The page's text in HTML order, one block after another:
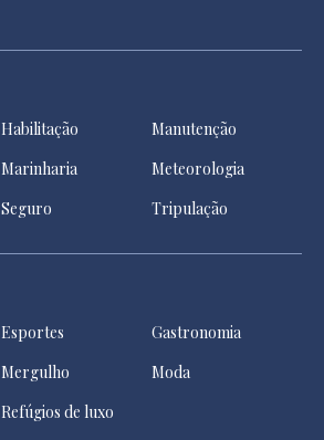
Habilitação
Manutenção
Marinharia
Meteorologia
Seguro Tripulação
Esportes
Gastronomia
Mergulho
Moda
Refúgios de luxo